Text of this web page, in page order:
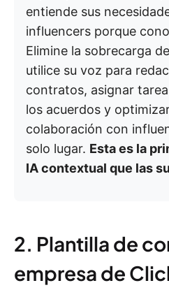
entiende sus
influencers porque
Elimine la sobrecarga
utilice su voz para
contratos, asignar
los acuerdos y
colaboración con
solo lugar. Esta es la
IA contextual que las
2. Plantilla de
empresa de